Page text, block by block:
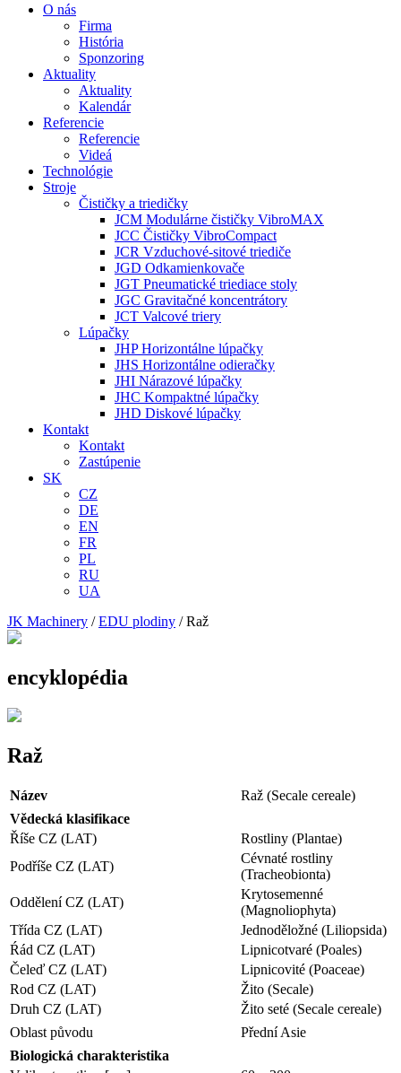
O nás
Firma
História
Sponzoring
Aktuality
Aktuality
Kalendár
Referencie
Referencie
Videá
Technológie
Stroje
Čističky a triedičky
JCM Modulárne čističky VibroMAX
JCC Čističky VibroCompact
JCR Vzduchové-sitové triediče
JGD Odkamienkovače
JGT Pneumatické triediace stoly
JGC Gravitačné koncentrátory
JCT Valcové triery
Lúpačky
JHP Horizontálne lúpačky
JHS Horizontálne odieračky
JHI Nárazové lúpačky
JHC Kompaktné lúpačky
JHD Diskové lúpačky
Kontakt
Kontakt
Zastúpenie
SK
CZ
DE
EN
FR
PL
RU
UA
JK Machinery /EDU plodiny /Raž
encyklopédia
Raž
Název
Raž (Secale cereale)
Vědecká klasifikace
Říše CZ (LAT)
Rostliny (Plantae)
Podříše CZ (LAT)
Cévnaté rostliny
(Tracheobionta)
Oddělení CZ (LAT)
Krytosemenné
(Magnoliophyta)
Třída CZ (LAT)
Jednoděložné (Liliopsida)
Ŕád CZ (LAT)
Lipnicotvaré (Poales)
Čeleď CZ (LAT)
Lipnicovité (Poaceae)
Rod CZ (LAT)
Žito (Secale)
Druh CZ (LAT)
Žito seté (Secale cereale)
Oblast původu
Přední Asie
Biologická charakteristika